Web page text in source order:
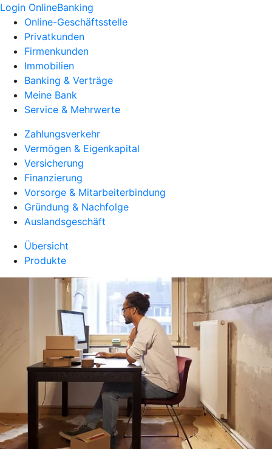
Login OnlineBanking
Online-Geschäftsstelle
Privatkunden
Firmenkunden
Immobilien
Banking & Verträge
Meine Bank
Service & Mehrwerte
Zahlungsverkehr
Vermögen & Eigenkapital
Versicherung
Finanzierung
Vorsorge & Mitarbeiterbindung
Gründung & Nachfolge
Auslandsgeschäft
Übersicht
Produkte